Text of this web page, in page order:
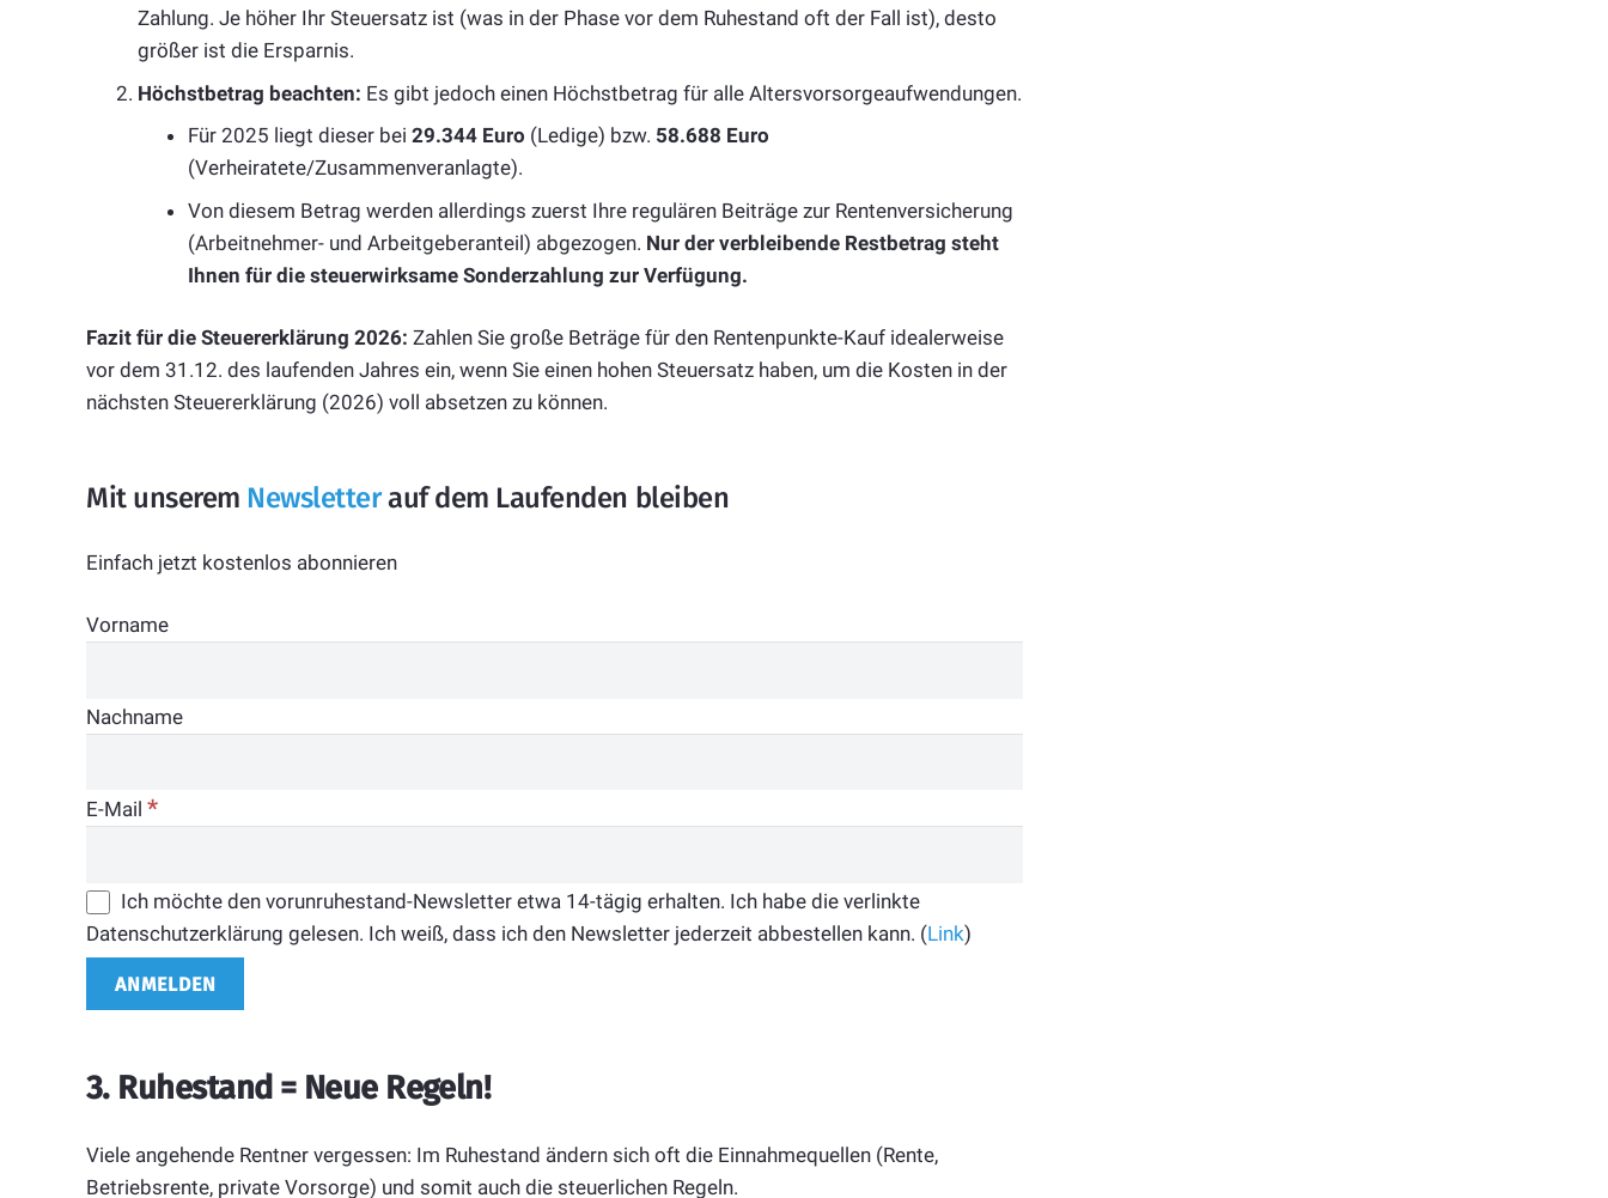
Zahlung. Je höher Ihr Steuersatz ist (was in der Phase vor dem Ruhestand oft der Fall ist), desto
größer ist die Ersparnis.
Höchstbetrag beachten: Es gibt jedoch einen Höchstbetrag für alle Altersvorsorgeaufwendungen.
Für 2025 liegt dieser bei 29.344 Euro (Ledige) bzw. 58.688 Euro
(Verheiratete/Zusammenveranlagte).
Von diesem Betrag werden allerdings zuerst Ihre regulären Beiträge zur Rentenversicherung
(Arbeitnehmer- und Arbeitgeberanteil) abgezogen. Nur der verbleibende Restbetrag steht
Ihnen für die steuerwirksame Sonderzahlung zur Verfügung.
Fazit für die Steuererklärung 2026: Zahlen Sie große Beträge für den Rentenpunkte-Kauf idealerweise
vor dem 31.12. des laufenden Jahres ein, wenn Sie einen hohen Steuersatz haben, um die Kosten in der
nächsten Steuererklärung (2026) voll absetzen zu können.
Mit unserem Newsletterauf dem Laufenden bleiben
Einfach jetzt kostenlos abonnieren
Vorname
Nachname
E-Mail *
Ich möchte den vorunruhestand-Newsletter etwa 14-tägig erhalten. Ich habe die verlinkte
Datenschutzerklärung gelesen. Ich weiß, dass ich den Newsletter jederzeit abbestellen kann. (Link)
3. Ruhestand = Neue Regeln!
Viele angehende Rentner vergessen: Im Ruhestand ändern sich oft die Einnahmequellen (Rente,
Betriebsrente, private Vorsorge) und somit auch die steuerlichen Regeln.